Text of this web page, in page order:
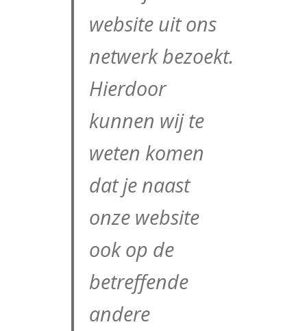
website uit ons
netwerk bezoekt.
Hierdoor
kunnen wij te
weten komen
dat je naast
onze website
ook op de
betreffende
andere